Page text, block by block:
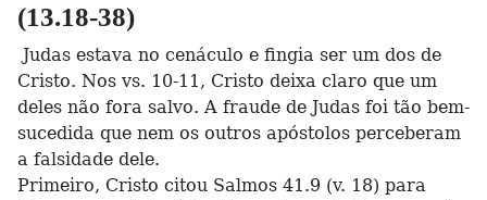
(13.18-38)
Judas estava no cenáculo e fingia ser um dos de
Cristo. Nos vs. 10-11, Cristo deixa claro que um
deles não fora salvo. A fraude de Judas foi tão bem-
sucedida que nem os outros apóstolos perceberam
a falsidade dele.
Primeiro, Cristo citou Salmos 41.9 (v. 18) para